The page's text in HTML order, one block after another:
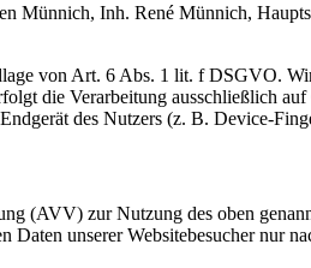
Inh. René Münnich,
von Art. 6 Abs. 1 lit. f DSGVO. Wir
die Verarbeitung ausschließlich
des Nutzers (z. B. Device-
(AVV) zur Nutzung des oben
Daten unserer Websitebesucher nur